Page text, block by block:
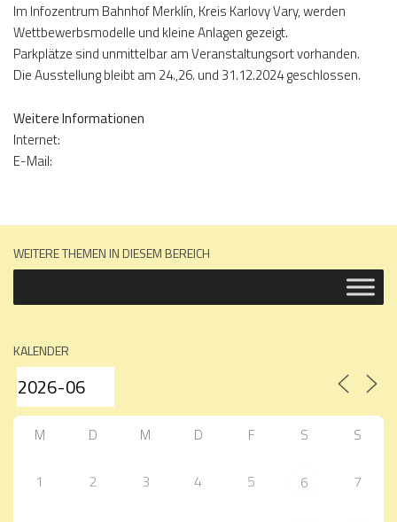
Im Infozentrum Bahnhof Merklín, Kreis Karlovy Vary, werden
Wettbewerbsmodelle und kleine Anlagen gezeigt.
Parkplätze sind unmittelbar am Veranstaltungsort vorhanden.
Die Ausstellung bleibt am 24.,26. und 31.12.2024 geschlossen.
Weitere Informationen
Internet:
E-Mail:
WEITERE THEMEN IN DIESEM BEREICH
KALENDER
M D M D F S S
1 2 3 4 5 6 7